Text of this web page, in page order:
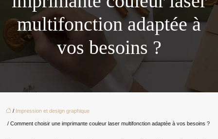
multifonction adaptée à
vos besoins ?
/ Impression et design graphique
/ Comment choisir une imprimante couleur laser multifonction adaptée à vos besoins ?